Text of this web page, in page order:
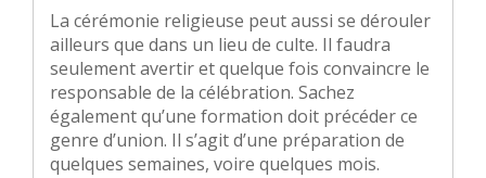
La cérémonie religieuse peut aussi se dérouler
ailleurs que dans un lieu de culte. Il faudra
seulement avertir et quelque fois convaincre le
responsable de la célébration. Sachez
également qu’une formation doit précéder ce
genre d’union. Il s’agit d’une préparation de
quelques semaines, voire quelques mois.